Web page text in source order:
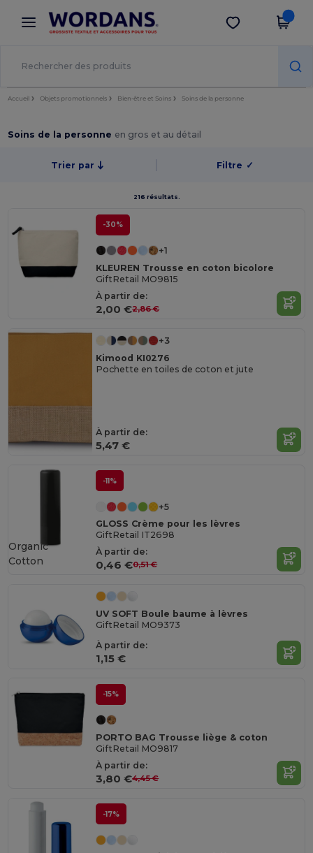
× Appli Wordans
Meilleurs prix sur l’app !
Obtenir l'appli
Accueil Objets promotionnels Bien-être et Soins Soins de la personne
Soins de la personne en gros et au détail
Trier par Filtre ✓
216 résultats.
-30%
+1
KLEUREN Trousse en coton bicolore
GiftRetail MO9815
À partir de:
2,00 €2,86 €
+3
Kimood KI0276
Pochette en toiles de coton et jute
À partir de:
5,47 €
-11%
+5
GLOSS Crème pour les lèvres
GiftRetail IT2698
À partir de:
0,46 €0,51 €
Organic
Cotton
UV SOFT Boule baume à lèvres
GiftRetail MO9373
À partir de:
1,15 €
-15%
PORTO BAG Trousse liège & coton
GiftRetail MO9817
À partir de:
3,80 €4,45 €
-17%